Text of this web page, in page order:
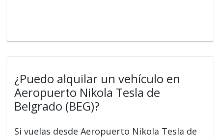
¿Puedo alquilar un vehículo en
Aeropuerto Nikola Tesla de
Belgrado (BEG)?
Si vuelas desde Aeropuerto Nikola Tesla de